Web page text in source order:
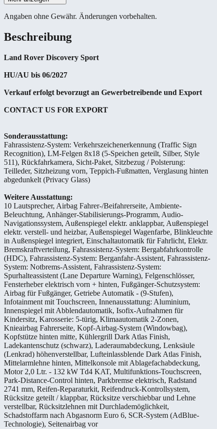
Angaben ohne Gewähr. Änderungen vorbehalten.
Beschreibung
Land Rover Discovery Sport
HU/AU bis 06/2027
Verkauf erfolgt bevorzugt an Gewerbetreibende und Export
CONTACT US FOR EXPORT
Sonderausstattung:
Fahrassistenz-System: Verkehrszeichenerkennung (Traffic Sign
Recognition), LM-Felgen 8x18 (5-Speichen geteilt, Silber, Style
511), Rückfahrkamera, Sicht-Paket, Sitzbezug / Polsterung:
Teilleder, Sitzheizung vorn, Teppich-Fußmatten, Verglasung hinten
abgedunkelt (Privacy Glass)
Weitere Ausstattung:
10 Lautsprecher, Airbag Fahrer-/Beifahrerseite, Ambiente-
Beleuchtung, Anhänger-Stabilisierungs-Programm, Audio-
Navigationssystem, Außenspiegel elektr. anklappbar, Außenspiegel
elektr. verstell- und heizbar, Außenspiegel Wagenfarbe, Blinkleuchte
in Außenspiegel integriert, Einschaltautomatik für Fahrlicht, Elektr.
Bremskraftverteilung, Fahrassistenz-System: Bergabfahrkontrolle
(HDC), Fahrassistenz-System: Berganfahr-Assistent, Fahrassistenz-
System: Notbrems-Assistent, Fahrassistenz-System:
Spurhalteassistent (Lane Departure Warning), Felgenschlösser,
Fensterheber elektrisch vorn + hinten, Fußgänger-Schutzsystem:
Airbag für Fußgänger, Getriebe Automatik - (9-Stufen),
Infotainment mit Touchscreen, Innenausstattung: Aluminium,
Innenspiegel mit Abblendautomatik, Isofix-Aufnahmen für
Kindersitz, Karosserie: 5-türig, Klimaautomatik 2-Zonen,
Knieairbag Fahrerseite, Kopf-Airbag-System (Windowbag),
Kopfstütze hinten mitte, Kühlergrill Dark Atlas Finish,
Ladekantenschutz (schwarz), Laderaumabdeckung, Lenksäule
(Lenkrad) höhenverstellbar, Lufteinlassblende Dark Atlas Finish,
Mittelarmlehne hinten, Mittelkonsole mit Ablagefachabdeckung,
Motor 2,0 Ltr. - 132 kW Td4 KAT, Multifunktions-Touchscreen,
Park-Distance-Control hinten, Parkbremse elektrisch, Radstand
2741 mm, Reifen-Reparaturkit, Reifendruck-Kontrollsystem,
Rücksitze geteilt / klappbar, Rücksitze verschiebbar und Lehne
verstellbar, Rücksitzlehnen mit Durchlademöglichkeit,
Schadstoffarm nach Abgasnorm Euro 6, SCR-System (AdBlue-
Technologie), Seitenairbag vor